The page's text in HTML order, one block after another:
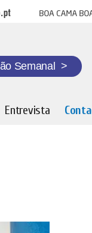
Boa cama
Semanal >
Entrevista